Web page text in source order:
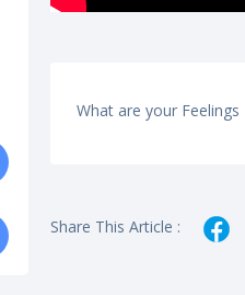
What are your Feelings
Share This Article :